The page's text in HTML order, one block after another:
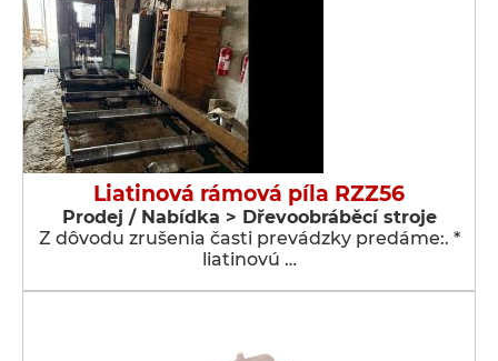
Liatinová rámová píla RZZ56
Prodej / Nabídka > Dřevoobráběcí stroje
Z dôvodu zrušenia časti prevádzky predáme:. *
liatinovú …